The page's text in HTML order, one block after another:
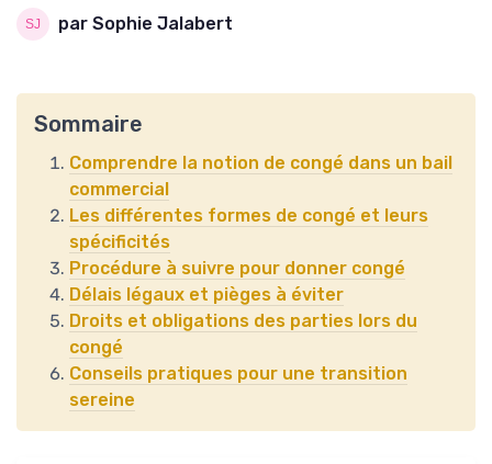
par Sophie Jalabert
Sommaire
Comprendre la notion de congé dans un bail
commercial
Les différentes formes de congé et leurs
spécificités
Procédure à suivre pour donner congé
Délais légaux et pièges à éviter
Droits et obligations des parties lors du
congé
Conseils pratiques pour une transition
sereine